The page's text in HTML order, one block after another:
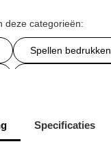
deze categorieën:
Spellen bedrukken
Specificaties